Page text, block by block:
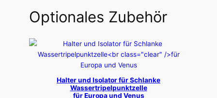
chosen
the
product
page
Optionales Zubehör
Halter und Isolator für Schlanke
Wassertripelpunktzelle
für Europa und Venus